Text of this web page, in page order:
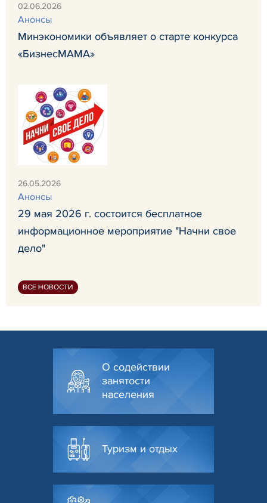
02.06.2026
Анонсы
Минэкономики объявляет о старте конкурса
«БизнесМАМА»
26.05.2026
Анонсы
29 мая 2026 г. состоится бесплатное
информационное мероприятие "Начни свое
дело"
ВСЕ НОВОСТИ
О содействии
занятости
населения
Туризм и отдых